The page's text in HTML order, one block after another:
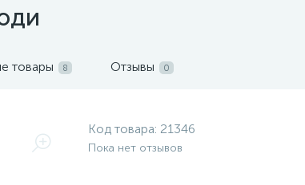
товары 8 Отзывы 0
Код товара: 21346
Пока нет отзывов